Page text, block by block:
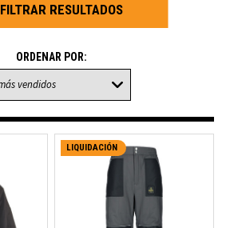
FILTRAR RESULTADOS
ORDENAR POR:
LIQUIDACIÓN